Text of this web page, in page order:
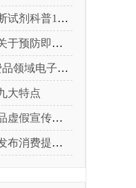
了！建议收藏
毒中毒的风险提示
质量投诉分析报告》
大特点
传识别技巧
蔬安全的“通行证”